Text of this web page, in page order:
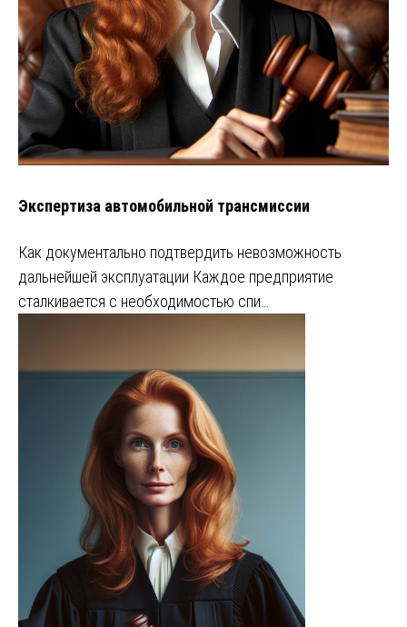
Экспертиза автомобильной трансмиссии
Как документально подтвердить невозможность
дальнейшей эксплуатации Каждое предприятие
сталкивается с необходимостью спи…